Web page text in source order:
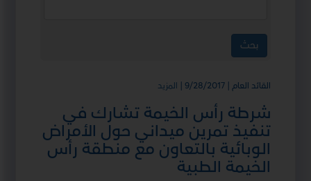
القائد العام | 9/28/2017 |المزيد
شرطة رأس الخيمة تشارك في
تنفيذ تمرين ميداني حول الأمراض
الوبائية بالتعاون مع منطقة رأس
الخيمة الطبية